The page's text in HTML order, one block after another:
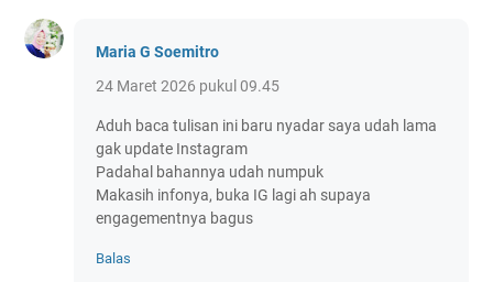
Maria G Soemitro
24 Maret 2026 pukul 09.45
Aduh baca tulisan ini baru nyadar saya udah lama
gak update Instagram
Padahal bahannya udah numpuk
Makasih infonya, buka IG lagi ah supaya
engagementnya bagus
Balas